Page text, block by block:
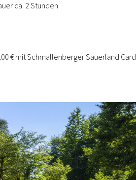
ca. 2 Stunden
€ mit Schmallenberger Sauerland Card